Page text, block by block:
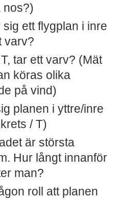
nos?)
sig ett flygplan i inre
varv?
tar ett varv? (Mät
köras olika
på vind)
planen i yttre/inre
/ T)
är största
Hur långt innanför
man?
roll att planen